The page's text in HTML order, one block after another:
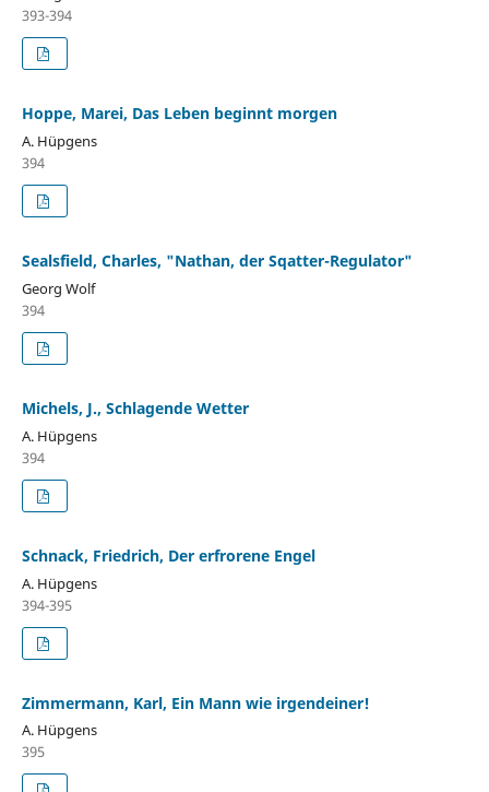
393-394
Hoppe, Marei, Das Leben beginnt morgen
A. Hüpgens
394
Sealsfield, Charles, "Nathan, der Sqatter-Regulator"
Georg Wolf
394
Michels, J., Schlagende Wetter
A. Hüpgens
394
Schnack, Friedrich, Der erfrorene Engel
A. Hüpgens
394-395
Zimmermann, Karl, Ein Mann wie irgendeiner!
A. Hüpgens
395